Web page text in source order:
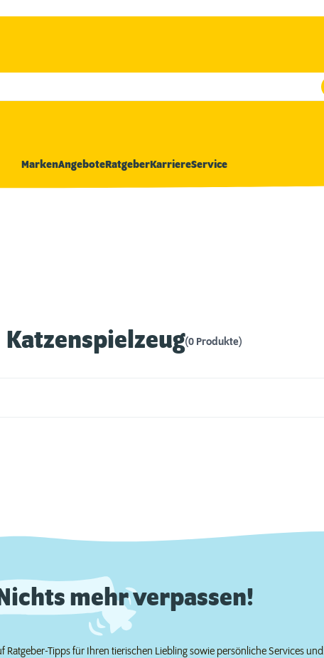
MarkenAngeboteRatgeberKarriereService
Katzenspielzeug(0 Produkte)
Nichts mehr verpassen!
Ratgeber-Tipps für Ihren tierischen Liebling sowie persönliche Services und